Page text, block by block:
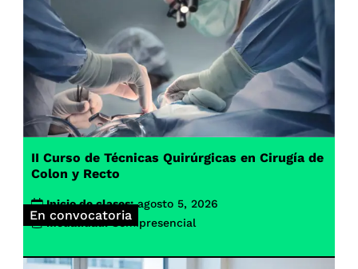
En convocatoria
II Curso de Técnicas Quirúrgicas en Cirugía de
Colon y Recto
Inicio de clases: agosto 5, 2026
Modalidad: Semipresencial